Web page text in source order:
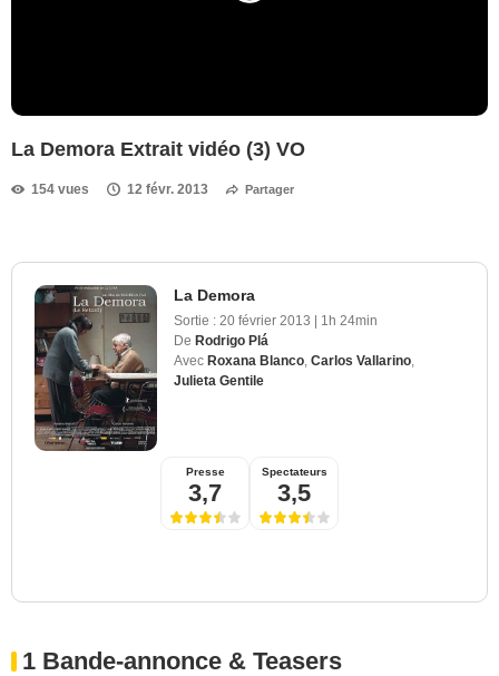
La Demora Extrait vidéo (3) VO
154 vues 12 févr. 2013 Partager
La Demora
Sortie : 20 février 2013 | 1h 24min
De Rodrigo Plá
Avec Roxana Blanco Carlos Vallarino
Julieta Gentile
Presse
3,7
Spectateurs
3,5
1 Bande-annonce & Teasers